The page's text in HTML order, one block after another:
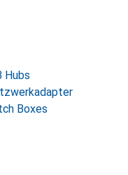
Hubs
Boxes